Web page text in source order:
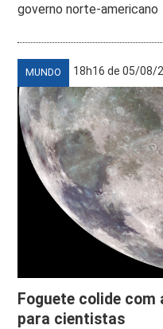
governo norte-americano
MUNDO 18h16 de 05/08/
Foguete colide
para cientistas